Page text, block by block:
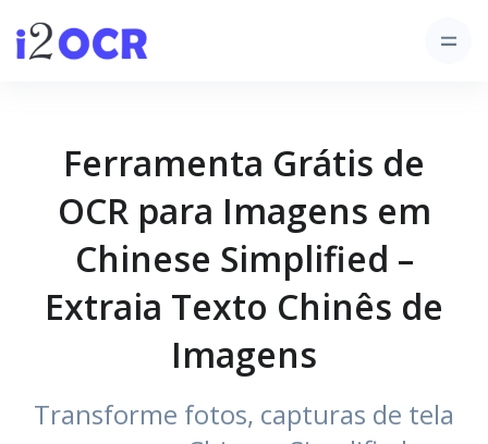
Ferramenta Grátis de
OCR para Imagens em
Chinese Simplified –
Extraia Texto Chinês de
Imagens
Transforme fotos, capturas de tela